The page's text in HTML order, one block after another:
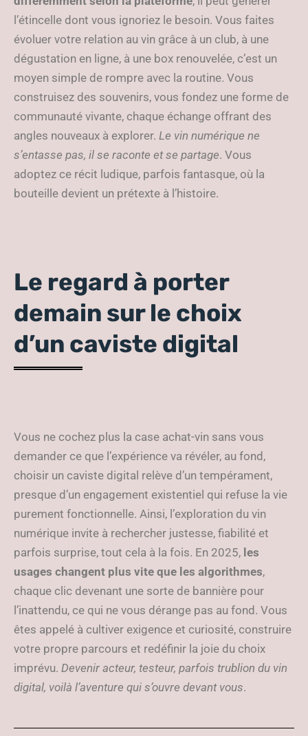
l’étincelle dont vous ignoriez le besoin. Vous faites
évoluer votre relation au vin grâce à un club, à une
dégustation en ligne, à une box renouvelée, c’est un
moyen simple de rompre avec la routine. Vous
construisez des souvenirs, vous fondez une forme de
communauté vivante, chaque échange offrant des
angles nouveaux à explorer. Le vin numérique ne
s’entasse pas, il se raconte et se partage. Vous
adoptez ce récit ludique, parfois fantasque, où la
bouteille devient un prétexte à l’histoire.
Le regard à porter
demain sur le choix
d’un caviste digital
Vous ne cochez plus la case achat-vin sans vous
demander ce que l’expérience va révéler, au fond,
choisir un caviste digital relève d’un tempérament,
presque d’un engagement existentiel qui refuse la vie
purement fonctionnelle. Ainsi, l’exploration du vin
numérique invite à rechercher justesse, fiabilité et
parfois surprise, tout cela à la fois. En 2025, les
usages changent plus vite que les algorithmes,
chaque clic devenant une sorte de bannière pour
l’inattendu, ce qui ne vous dérange pas au fond. Vous
êtes appelé à cultiver exigence et curiosité, construire
votre propre parcours et redéfinir la joie du choix
imprévu. Devenir acteur, testeur, parfois trublion du vin
digital, voilà l’aventure qui s’ouvre devant vous.